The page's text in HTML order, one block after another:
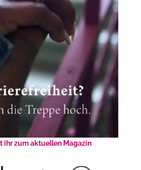
ihr zum aktuellen Magazin